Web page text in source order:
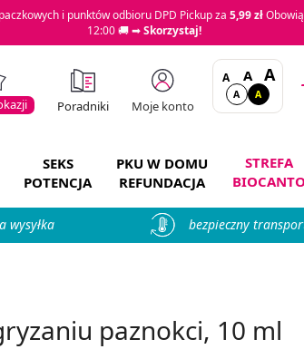
i punktów odbioru DPD Pickup za 5,99 zł
12:00 🚚 ➡Skorzystaj!
Poradniki Moje konto
A A A
A A
SEKS
POTENCJA
PKU W DOMU
REFUNDACJA
STREFA
BIOCANTO
wysyłka bezpieczny
paznokci, 10 ml